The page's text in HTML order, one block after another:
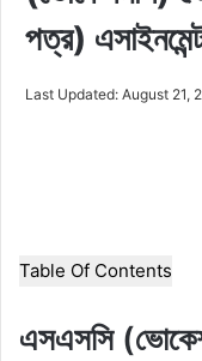
পত্র)
Last Updated: August 21,
Table Of Contents
এসএসসি